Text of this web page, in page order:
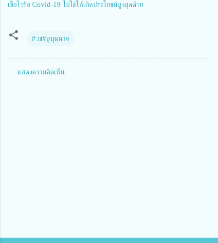
เชื้อไวรัส Covid-19 ไปใช้ให้เกิดประโยชน์สูงสุดด้วย
#​วช#อูบุนนาค
แสดงความคิดเห็น